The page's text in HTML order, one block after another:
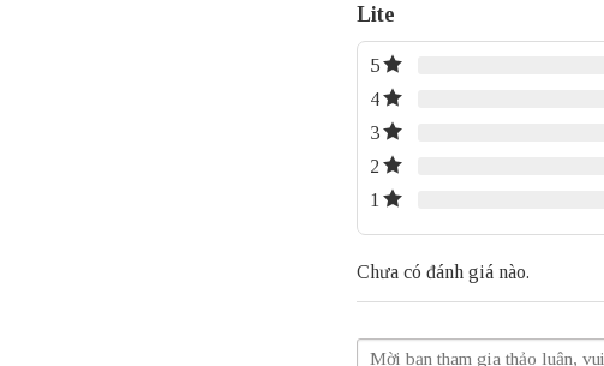
Lite
5
4
3
2
1
Chưa có đánh giá nào.